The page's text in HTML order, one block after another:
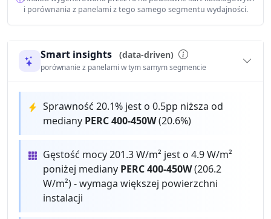
i porównania z panelami z tego samego segmentu wydajności.
Smart insights (data-driven)
porównanie z panelami w tym samym segmencie
Sprawność 20.1% jest o 0.5pp niższa od
mediany PERC 400-450W(20.6%)
Gęstość mocy 201.3 W/m² jest o 4.9 W/m²
poniżej mediany PERC 400-450W(206.2
W/m²) - wymaga większej powierzchni
instalacji